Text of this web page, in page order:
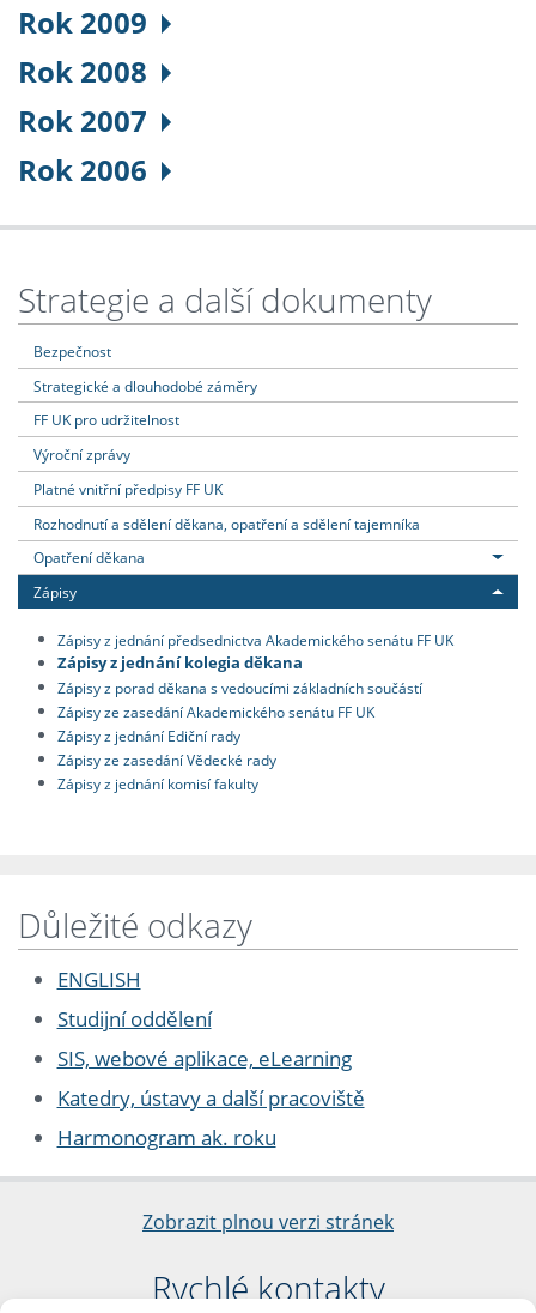
Rok 2009
Rok 2008
Rok 2007
Rok 2006
Strategie a další dokumenty
Bezpečnost
Strategické a dlouhodobé záměry
FF UK pro udržitelnost
Výroční zprávy
Platné vnitřní předpisy FF UK
Rozhodnutí a sdělení děkana, opatření a sdělení tajemníka
Opatření děkana
Zápisy
Zápisy z jednání předsednictva Akademického senátu FF UK
Zápisy z jednání kolegia děkana
Zápisy z porad děkana s vedoucími základních součástí
Zápisy ze zasedání Akademického senátu FF UK
Zápisy z jednání Ediční rady
Zápisy ze zasedání Vědecké rady
Zápisy z jednání komisí fakulty
Důležité odkazy
ENGLISH
Studijní oddělení
SIS, webové aplikace, eLearning
Katedry, ústavy a další pracoviště
Harmonogram ak. roku
Zobrazit plnou verzi stránek
Rychlé kontakty